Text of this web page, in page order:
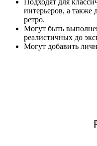
Подходят для
интерьеров, а также
ретро.
Могут быть
реалистичных до
Могут добавить